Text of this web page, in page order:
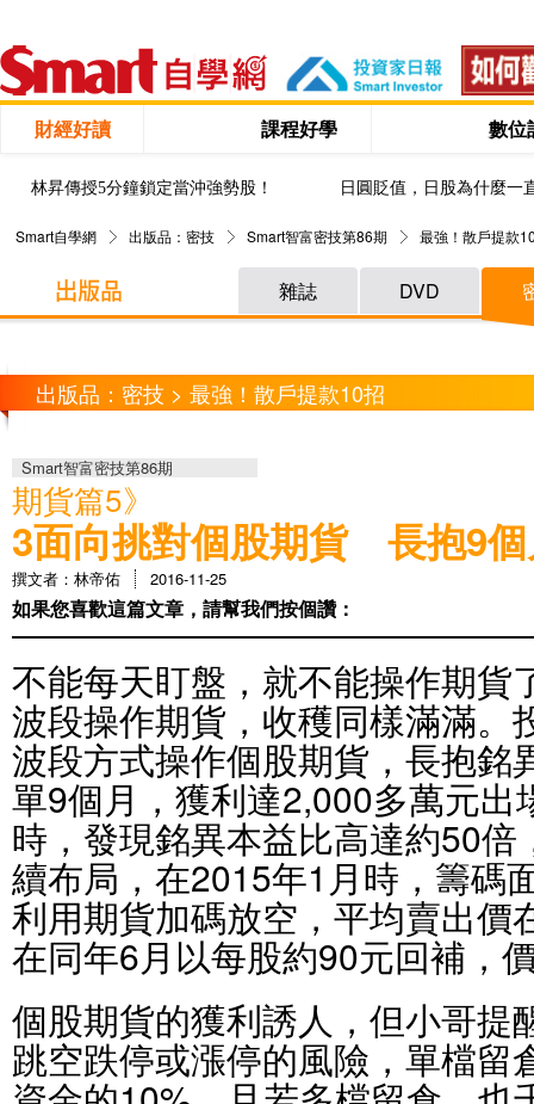
財經好讀 課程好學 數位
林昇傳授5分鐘鎖定當沖強勢股！ 日圓貶值，日股為什麼一
Smart自學網 出版品：密技 Smart智富密技第86期 最強！散戶提款
雜誌 DVD
出版品：密技 > 最強！散戶提款10招
Smart智富密技第86期
期貨篇5》
3面向挑對個股期貨 長抱9個
撰文者：林帝佑 2016-11-25
如果您喜歡這篇文章，請幫我們按個讚：
不能每天盯盤，就不能操作期貨
波段操作期貨，收穫同樣滿滿。
波段方式操作個股期貨，長抱銘
單9個月，獲利達2,000多萬元出
時，發現銘異本益比高達約50
續布局，在2015年1月時，籌碼
利用期貨加碼放空，平均賣出價
在同年6月以每股約90元回補，
個股期貨的獲利誘人，但小哥提
跳空跌停或漲停的風險，單檔留